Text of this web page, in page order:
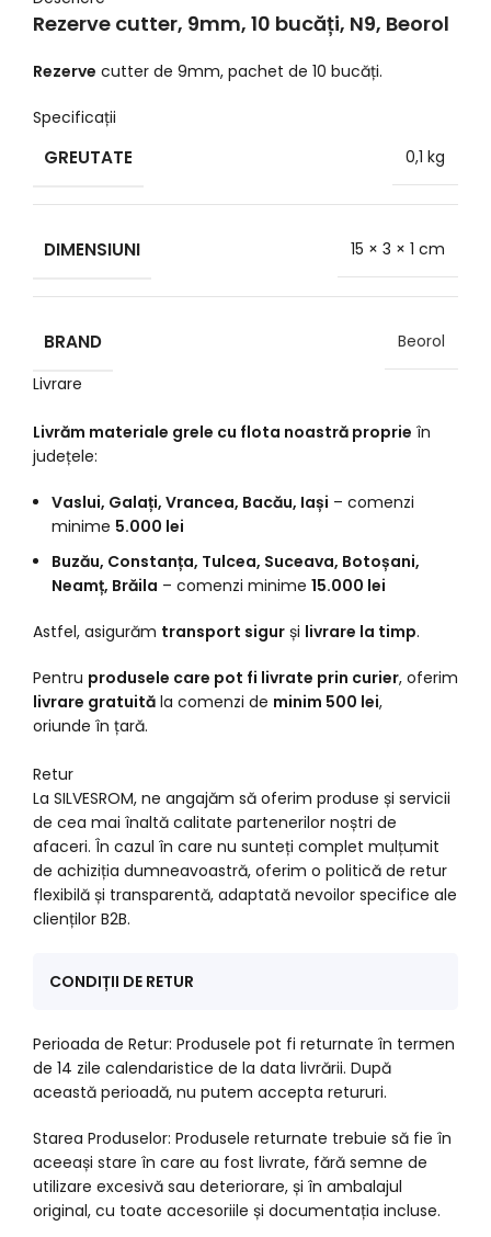
Rezerve cutter, 9mm, 10 bucăți, N9, Beorol
Rezerve cutter de 9mm, pachet de 10 bucăți.
Specificații
GREUTATE 0,1 kg
DIMENSIUNI 15 × 3 × 1 cm
BRAND
Beorol
Livrare
Livrăm materiale grele cu flota noastră proprie în
județele:
Vaslui, Galați, Vrancea, Bacău, Iași – comenzi
minime 5.000 lei
Buzău, Constanța, Tulcea, Suceava, Botoșani,
Neamț, Brăila – comenzi minime 15.000 lei
Astfel, asigurăm transport sigur și livrare la timp.
Pentru produsele care pot fi livrate prin curier, oferim
livrare gratuită la comenzi de minim 500 lei,
oriunde în țară.
Retur
La SILVESROM, ne angajăm să oferim produse și servicii
de cea mai înaltă calitate partenerilor noștri de
afaceri. În cazul în care nu sunteți complet mulțumit
de achiziția dumneavoastră, oferim o politică de retur
flexibilă și transparentă, adaptată nevoilor specifice ale
clienților B2B.
CONDIȚII DE RETUR
Perioada de Retur: Produsele pot fi returnate în termen
de 14 zile calendaristice de la data livrării. După
această perioadă, nu putem accepta retururi.
Starea Produselor: Produsele returnate trebuie să fie în
aceeași stare în care au fost livrate, fără semne de
utilizare excesivă sau deteriorare, și în ambalajul
original, cu toate accesoriile și documentația incluse.